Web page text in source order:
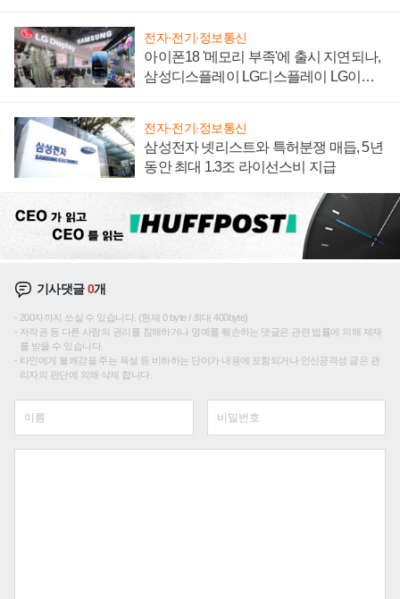
전자·전기·정보통신
아이폰18 '메모리 부족'에 출시 지연되나,
삼성디스플레이 LG디스플레이 LG이노
전자·전기·정보통신
삼성전자 넷리스트와 특허분쟁 매듭, 5년
동안 최대 1.3조 라이선스비 지급
기사댓글0개
200자까지 쓰실 수 있습니다. (현재 0 byte / 최대 400byte)
저작권 등 다른 사람의 권리를 침해하거나 명예를 훼손하는 댓글은 관련 법률에 의해 제재
를 받을 수 있습니다.
타인에게 불쾌감을 주는 욕설 등 비하하는 단어가 내용에 포함되거나 인신공격성 글은 관
리자의 판단에 의해 삭제 합니다.